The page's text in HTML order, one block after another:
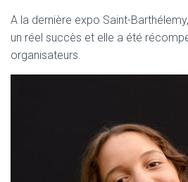
A la dernière expo Saint-
un réel succès et elle a été
organisateurs.